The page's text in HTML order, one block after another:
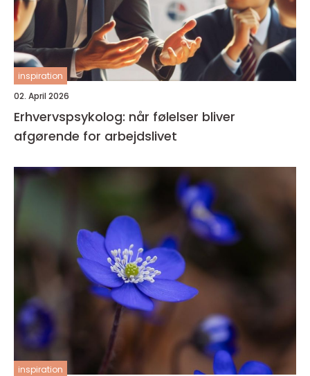
inspiration
02. April 2026
Erhvervspsykolog: når følelser bliver
afgørende for arbejdslivet
inspiration